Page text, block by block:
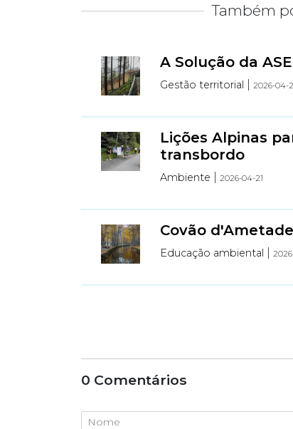
Também
A Solução da
Gestão territorial 2026-04-
Lições Alpinas
transbordo
Ambiente 2026-04-21
Covão d'Ametade
Educação ambiental
0 Comentários